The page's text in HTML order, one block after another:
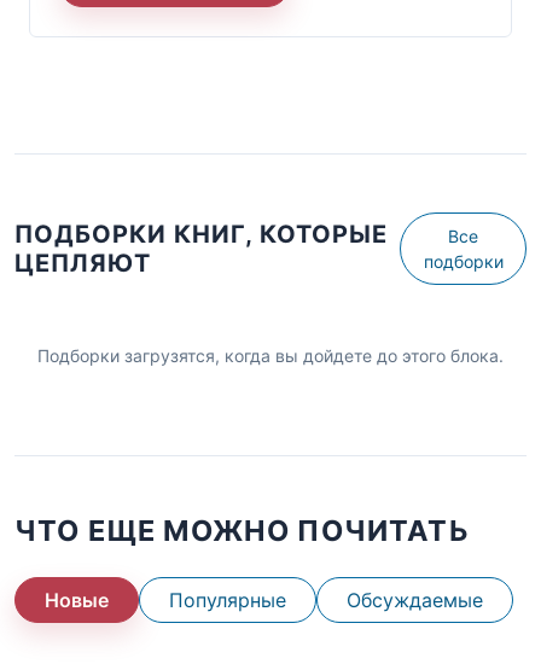
ПОДБОРКИ КНИГ, КОТОРЫЕ
ЦЕПЛЯЮТ
Все
подборки
Подборки загрузятся, когда вы дойдете до этого блока.
ЧТО ЕЩЕ МОЖНО ПОЧИТАТЬ
Новые Популярные Обсуждаемые